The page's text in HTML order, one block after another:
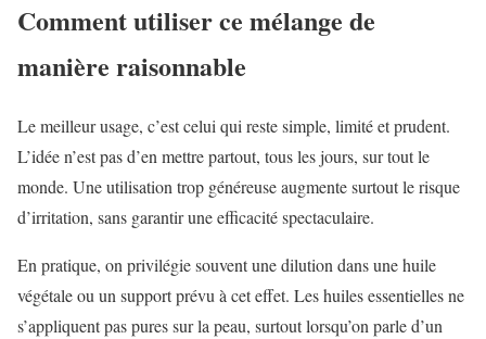
Comment utiliser ce mélange de
manière raisonnable
Le meilleur usage, c’est celui qui reste simple, limité et prudent.
L’idée n’est pas d’en mettre partout, tous les jours, sur tout le
monde. Une utilisation trop généreuse augmente surtout le risque
d’irritation, sans garantir une efficacité spectaculaire.
En pratique, on privilégie souvent une dilution dans une huile
végétale ou un support prévu à cet effet. Les huiles essentielles ne
s’appliquent pas pures sur la peau, surtout lorsqu’on parle d’un